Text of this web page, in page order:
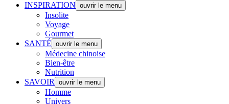
INSPIRATION ouvrir le menu
Insolite
Voyage
Gourmet
SANTÉ ouvrir le menu
Médecine chinoise
Bien-être
Nutrition
SAVOIR
ouvrir le menu
Homme
Univers